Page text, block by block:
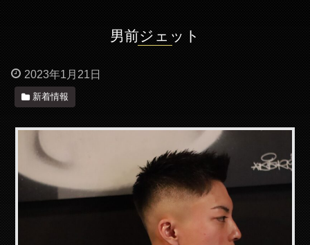
男前ジェット
2023年1月21日
新着情報